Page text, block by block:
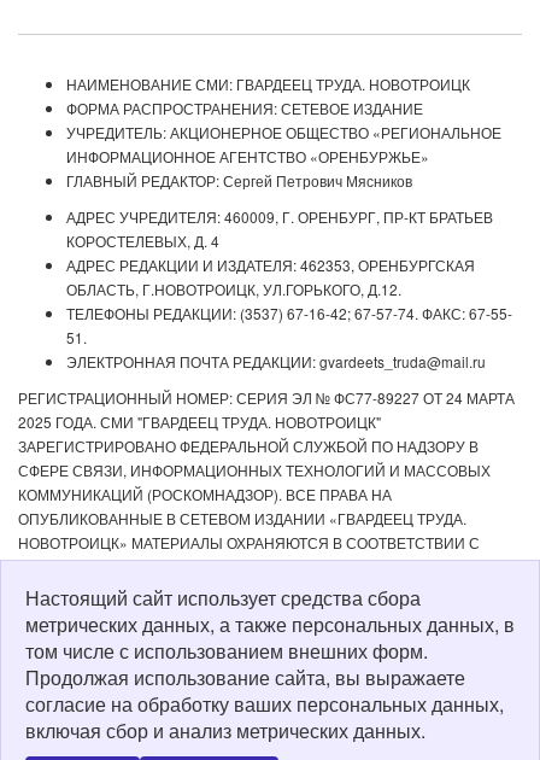
НАИМЕНОВАНИЕ СМИ: ГВАРДЕЕЦ ТРУДА. НОВОТРОИЦК
ФОРМА РАСПРОСТРАНЕНИЯ: СЕТЕВОЕ ИЗДАНИЕ
УЧРЕДИТЕЛЬ: АКЦИОНЕРНОЕ ОБЩЕСТВО «РЕГИОНАЛЬНОЕ
ИНФОРМАЦИОННОЕ АГЕНТСТВО «ОРЕНБУРЖЬЕ»
ГЛАВНЫЙ РЕДАКТОР: Сергей Петрович Мясников
АДРЕС УЧРЕДИТЕЛЯ: 460009, Г. ОРЕНБУРГ, ПР-КТ БРАТЬЕВ
КОРОСТЕЛЕВЫХ, Д. 4
АДРЕС РЕДАКЦИИ И ИЗДАТЕЛЯ: 462353, ОРЕНБУРГСКАЯ
ОБЛАСТЬ, Г.НОВОТРОИЦК, УЛ.ГОРЬКОГО, Д.12.
ТЕЛЕФОНЫ РЕДАКЦИИ: (3537) 67-16-42; 67-57-74. ФАКС: 67-55-
51.
ЭЛЕКТРОННАЯ ПОЧТА РЕДАКЦИИ: gvardeets_truda@mail.ru
РЕГИСТРАЦИОННЫЙ НОМЕР: СЕРИЯ ЭЛ № ФС77-89227 ОТ 24 МАРТА
2025 ГОДА. СМИ "ГВАРДЕЕЦ ТРУДА. НОВОТРОИЦК"
ЗАРЕГИСТРИРОВАНО ФЕДЕРАЛЬНОЙ СЛУЖБОЙ ПО НАДЗОРУ В
СФЕРЕ СВЯЗИ, ИНФОРМАЦИОННЫХ ТЕХНОЛОГИЙ И МАССОВЫХ
КОММУНИКАЦИЙ (РОСКОМНАДЗОР). ВСЕ ПРАВА НА
ОПУБЛИКОВАННЫЕ В СЕТЕВОМ ИЗДАНИИ «ГВАРДЕЕЦ ТРУДА.
НОВОТРОИЦК» МАТЕРИАЛЫ ОХРАНЯЮТСЯ В СООТВЕТСТВИИ С
ЗАКОНОДАТЕЛЬСТВОМ РФ. ЛЮБОЕ ИСПОЛЬЗОВАНИЕ МАТЕРИАЛОВ
ДОПУСКАЕТСЯ ТОЛЬКО ПО СОГЛАСОВАНИЮ С РЕДАКЦИЕЙ С
ОБЯЗАТЕЛЬНОЙ АКТИВНОЙ ССЫЛКОЙ НА ИСТОЧНИК. РЕДАКЦИЯ НЕ
НЕСЕТ ОТВЕТСТВЕННОСТИ ЗА ДОСТОВЕРНОСТЬ РЕКЛАМНЫХ
МАТЕРИАЛОВ, РАЗМЕЩЕННЫХ В СЕТЕВОМ ИЗДАНИИ «ГВАРДЕЕЦ
ТРУДА. НОВОТРОИЦК», А ТАКЖЕ ЗА СОДЕРЖАНИЕ ВЕБ-САЙТОВ, НА
КОТОРЫЕ ДАНЫ ГИПЕРССЫЛКИ. ДЛЯ ДЕТЕЙ СТАРШЕ 16 ЛЕТ.
Политика о персональных данных
Настоящий сайт использует средства сбора
метрических данных, а также персональных данных, в
том числе с использованием внешних форм.
Продолжая использование сайта, вы выражаете
согласие на обработку ваших персональных данных,
включая сбор и анализ метрических данных.